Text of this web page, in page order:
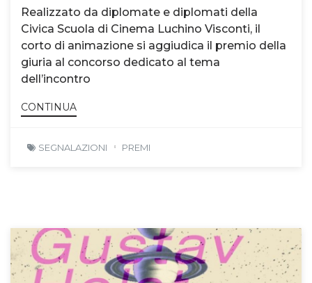
Realizzato da diplomate e diplomati della
Civica Scuola di Cinema Luchino Visconti, il
corto di animazione si aggiudica il premio della
giuria al concorso dedicato al tema
dell’incontro
CONTINUA
SEGNALAZIONI PREMI